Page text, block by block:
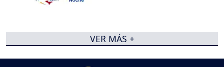
VER MÁS +